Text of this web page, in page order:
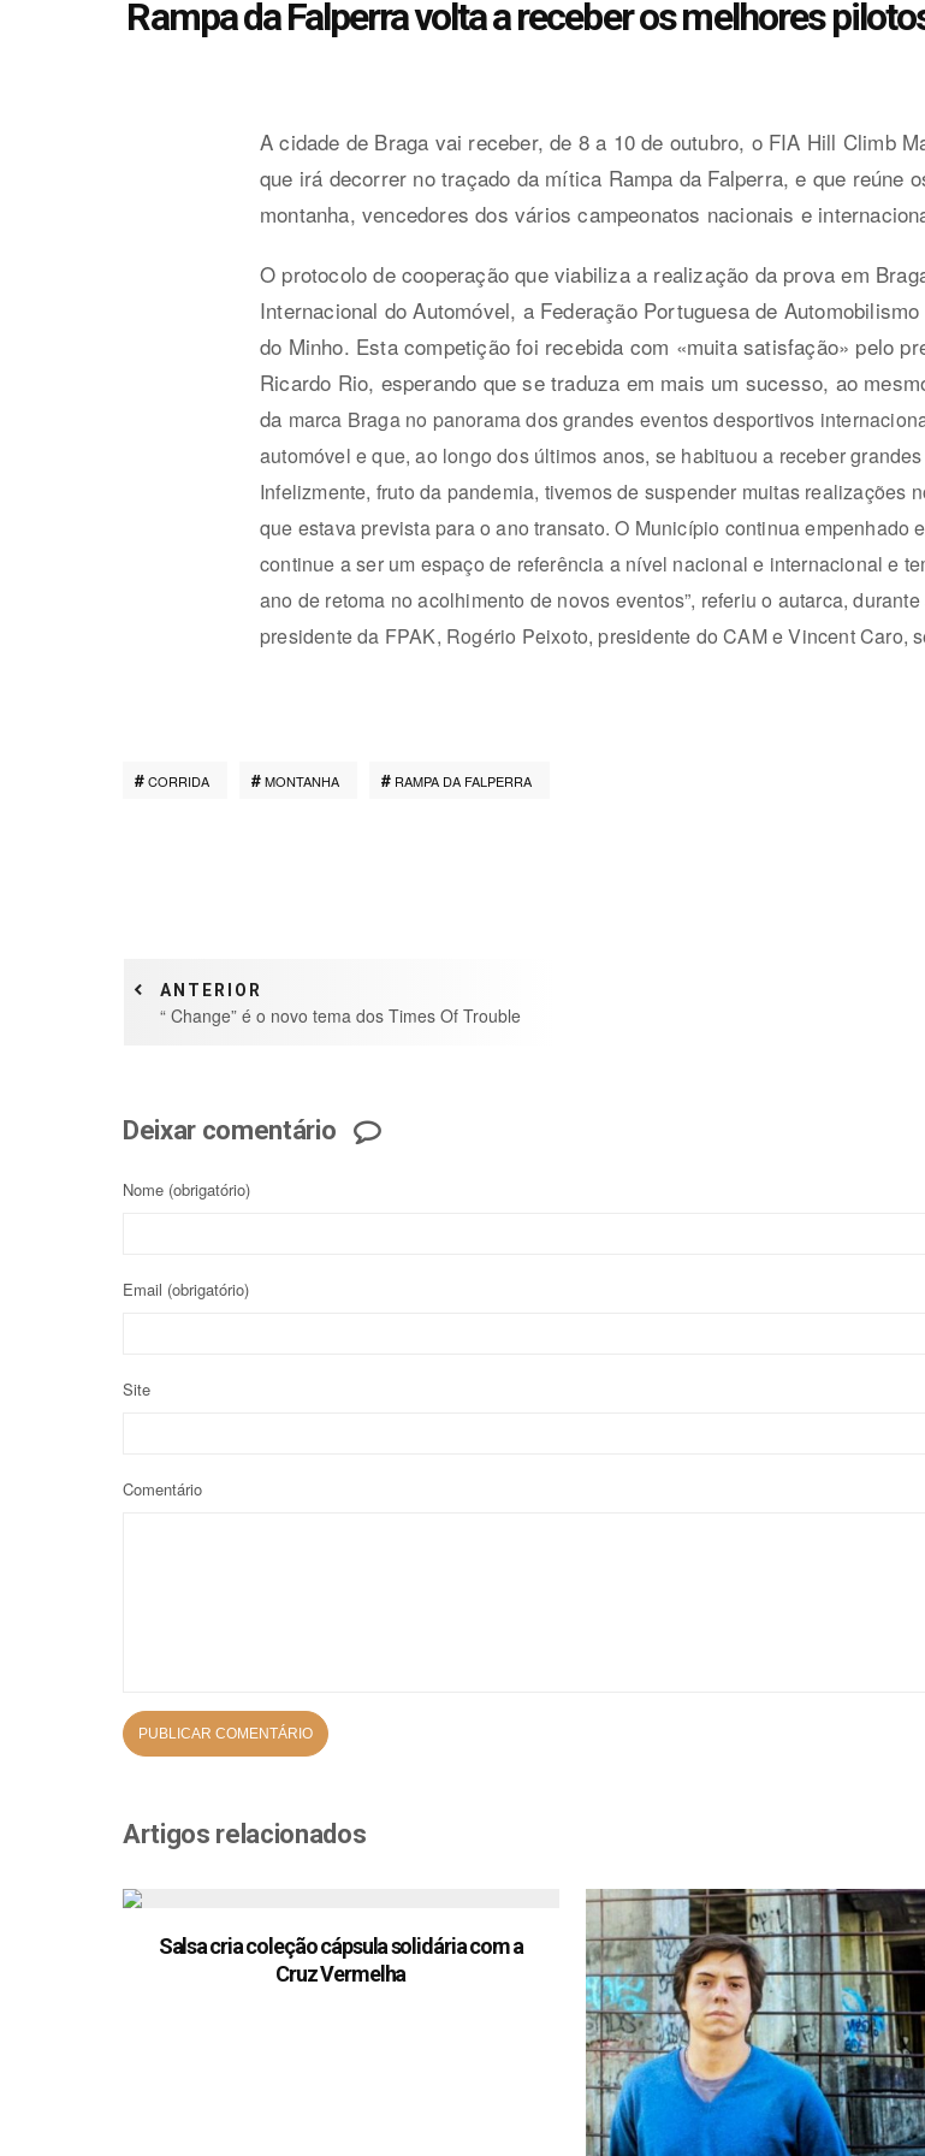
Rampa da Falperra volta a receber os melhores
A cidade de Braga vai receber, de 8 a 10 de outubro, o FIA Hill Climb
que irá decorrer no traçado da mítica Rampa da Falperra, e que reúne
montanha, vencedores dos vários campeonatos nacionais e
O protocolo de cooperação que viabiliza a realização da prova em
Internacional do Automóvel, a Federação Portuguesa de
do Minho. Esta competição foi recebida com «muita satisfação» pelo
Ricardo Rio, esperando que se traduza em mais um sucesso, ao
da marca Braga no panorama dos grandes eventos desportivos
automóvel e que, ao longo dos últimos anos, se habituou a receber
Infelizmente, fruto da pandemia, tivemos de suspender muitas realizações
que estava prevista para o ano transato. O Município continua empenhado
continue a ser um espaço de referência a nível nacional e internacional e
ano de retoma no acolhimento de novos eventos”, referiu o autarca,
presidente da FPAK, Rogério Peixoto, presidente do CAM e Vincent Caro,
CORRIDA MONTANHA RAMPA DA FALPERRA
ANTERIOR
“ Change” é o novo tema dos Times Of Trouble
Deixar comentário
Nome (obrigatório)
Email (obrigatório)
Site
Comentário
Artigos relacionados
Salsa cria coleção cápsula solidária com a
Cruz Vermelha